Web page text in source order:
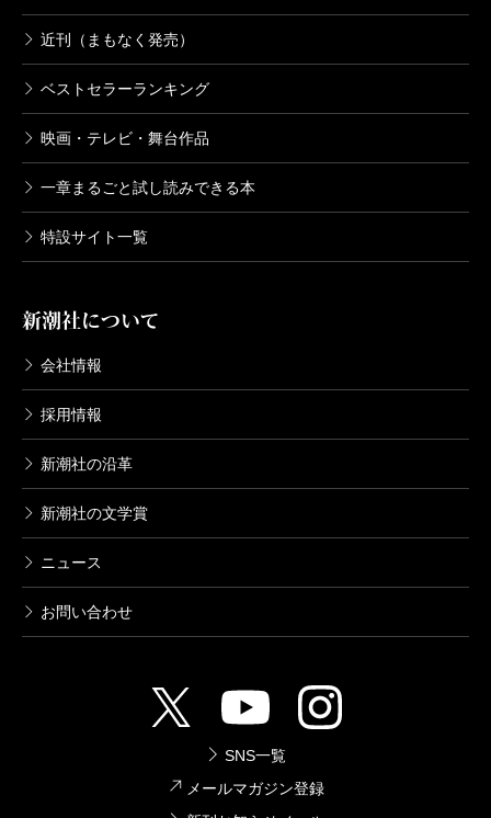
近刊（まもなく発売）
ベストセラーランキング
映画・テレビ・舞台作品
一章まるごと試し読みできる本
特設サイト一覧
新潮社について
会社情報
採用情報
新潮社の沿革
新潮社の文学賞
ニュース
お問い合わせ
SNS一覧
メールマガジン登録